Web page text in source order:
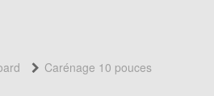
Carénage 10 pouces